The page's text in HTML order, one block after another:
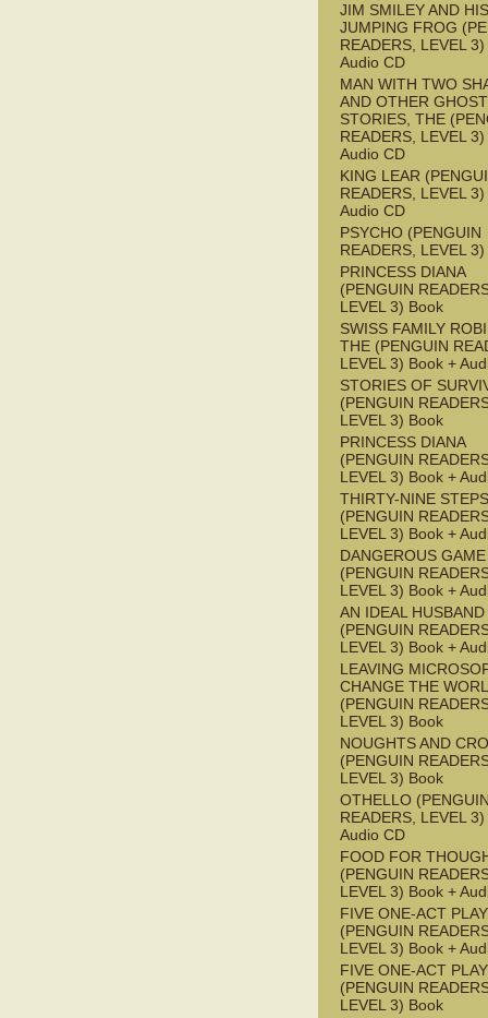
JIM SMILEY AND HIS
JUMPING FROG
READERS, LEVEL
Audio CD
MAN WITH TWO
AND OTHER GHOST
STORIES, THE
READERS, LEVEL
Audio CD
KING LEAR
READERS, LEVEL
Audio CD
PSYCHO (PENGUIN
READERS, LEVEL
PRINCESS DIANA
(PENGUIN
LEVEL 3) Book
SWISS FAMILY
THE (PENGUIN
LEVEL 3) Book +
STORIES OF
(PENGUIN
LEVEL 3) Book
PRINCESS DIANA
(PENGUIN
LEVEL 3) Book +
THIRTY-NINE
(PENGUIN
LEVEL 3) Book +
DANGEROUS GAME
(PENGUIN
LEVEL 3) Book +
AN IDEAL HUSBAND
(PENGUIN
LEVEL 3) Book +
LEAVING
CHANGE THE
(PENGUIN
LEVEL 3) Book
NOUGHTS AND
(PENGUIN
LEVEL 3) Book
OTHELLO
READERS, LEVEL
Audio CD
FOOD FOR
(PENGUIN
LEVEL 3) Book +
FIVE ONE-ACT
(PENGUIN
LEVEL 3) Book +
FIVE ONE-ACT
(PENGUIN
LEVEL 3) Book